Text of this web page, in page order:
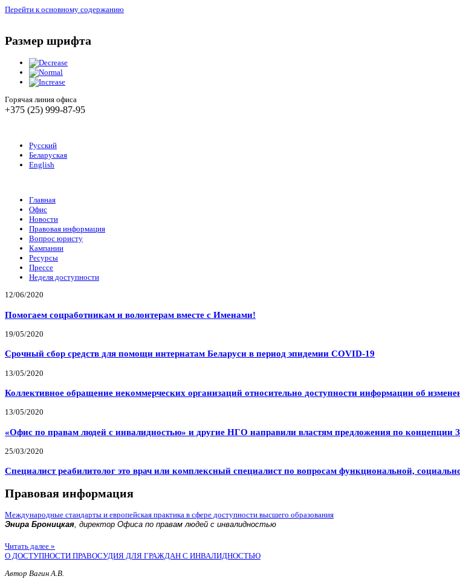
Перейти к основному содержанию
Размер шрифта
Горячая линия офиса
+375 (25) 999-87-95
Русский
Беларуская
English
Главная
Офис
Новости
Правовая информация
Вопрос юристу
Кампании
Ресурсы
Прессе
Неделя доступности
12/06/2020
Помогаем соцработникам и волонтерам вместе с Именами!
19/05/2020
Срочный сбор средств для помощи интернатам Беларуси в период эпидемии COVID-19
13/05/2020
Коллективное обращение некоммерческих организаций относительно доступности информации об
13/05/2020
«Офис по правам людей с инвалидностью» и другие НГО направили властям предложения по концепции
25/03/2020
Специалист реабилитолог это врач или комплексный специалист по вопросам функциональной,
Правовая информация
Международные стандарты и европейская практика в сфере доступности высшего образования
Энира Броницкая, директор Офиса по правам людей с инвалидностью
Читать далее »
О ДОСТУПНОСТИ ПРАВОСУДИЯ ДЛЯ ГРАЖДАН С ИНВАЛИДНОСТЬЮ
Автор Вагин А.В.